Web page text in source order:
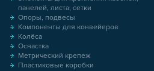
панелей, листа, сетки
Опоры, подвесы
Компоненты для конвейеров
Колёса
Оснастка
Метрический крепеж
Пластиковые коробки